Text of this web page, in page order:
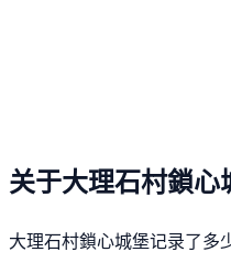
关于大理石村鎖
大理石村鎖心城堡记录了多